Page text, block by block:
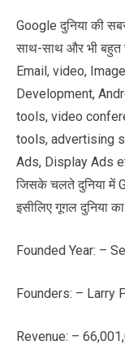
Google दुनिया की
साथ-साथ और भी
Email, video,
Development,
tools, video
tools, advertising
Ads, Display Ads
जिसके चलते दुनिया में
इसीलिए गूगल दुनिया
Founded Year: –
Founders: – Larry
Revenue: –